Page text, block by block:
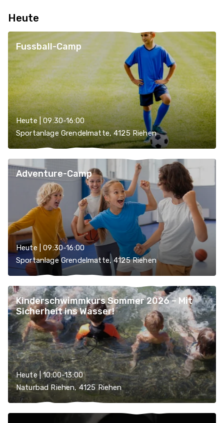
Heute
Fussball-Camp
Heute | 09:30-16:00
Sportanlage Grendelmatte, 4125 Riehen
Adventure-Camp
Heute | 09:30-16:00
Sportanlage Grendelmatte, 4125 Riehen
Kinderschwimmkurs Sommer 2026 – Mit
Sicherheit ins Wasser!
Heute | 10:00-13:00
Naturbad Riehen, 4125 Riehen